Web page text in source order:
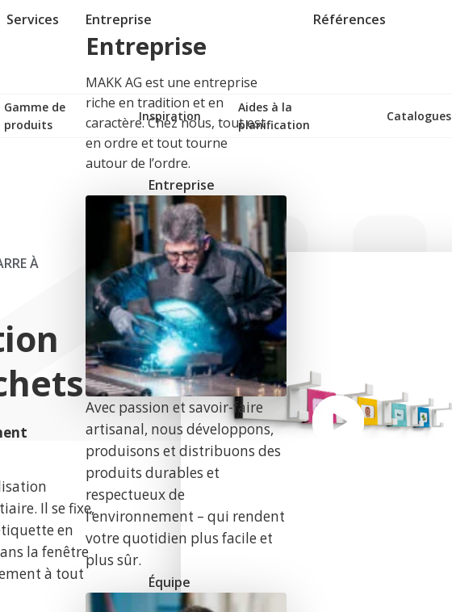
Services Entreprise
Entreprise
MAKK AG est une entreprise
riche en tradition et en
caractère. Chez nous, tout est
en ordre et tout tourne
autour de l’ordre.
Entreprise
Avec passion et savoir-faire
artisanal, nous développons,
produisons et distribuons des
produits durables et
respectueux de
l’environnement – qui rendent
votre quotidien plus facile et
plus sûr.
Équipe
Références
Gamme de
produits
Inspiration
Aides à la
planification
Catalogues
À
Il se fixe,
en
la fenêtre
à tout